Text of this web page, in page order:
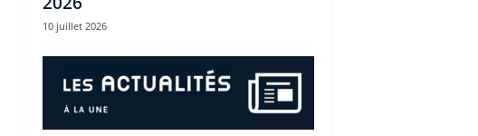
10 juillet 2026